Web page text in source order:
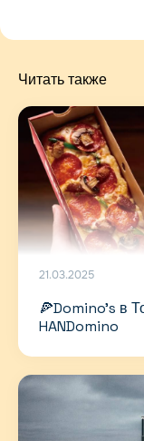
Читать также
21.03.2025
🍕Domino’s в
HANDomino